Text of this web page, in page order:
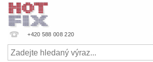
+420 588 008 220